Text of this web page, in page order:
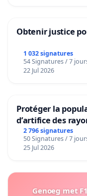
Obtenir justice
1 032 signatures
54 Signatures / 7
22 Jul 2026
Protéger la
d’artifice des
2 796 signatures
50 Signatures / 7
25 Jul 2026
Genoeg met